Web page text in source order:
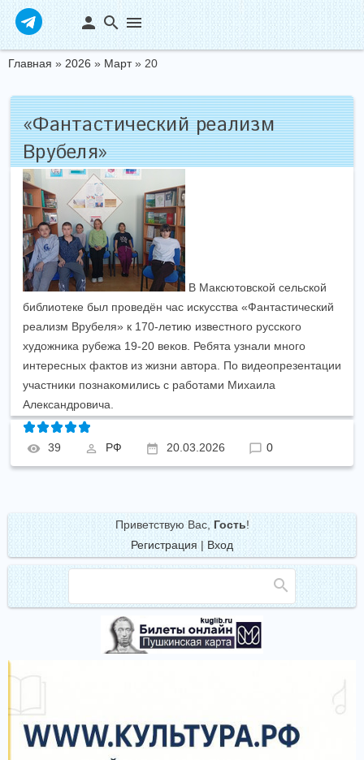
person search menu
Главная » 2026 » Март » 20
«Фантастический реализм
Врубеля»
В Максютовской сельской
библиотеке был проведён час искусства «Фантастический
реализм Врубеля» к 170-летию известного русского
художника рубежа 19-20 веков. Ребята узнали много
интересных фактов из жизни автора. По видеопрезентации
участники познакомились с работами Михаила
Александровича.
39 РФ 20.03.2026 0
Приветствую Вас, Гость!
Регистрация | Вход